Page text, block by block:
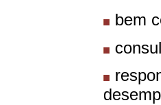
bem